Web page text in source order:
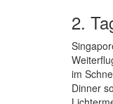
2.
im
Dinner